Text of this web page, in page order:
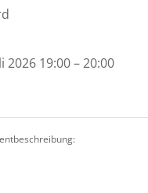
2026 19:00 – 20:00